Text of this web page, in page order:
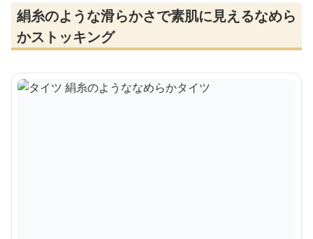
絹糸のような滑らかさで素肌に見えるなめら
かストッキング